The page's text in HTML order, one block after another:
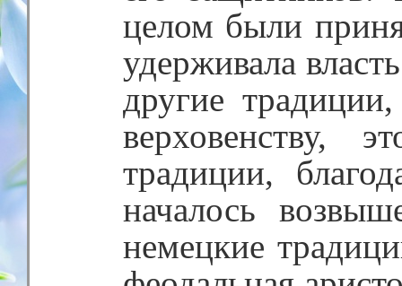
целом были
удерживала
другие
верховенству,
традиции,
началось
немецкие